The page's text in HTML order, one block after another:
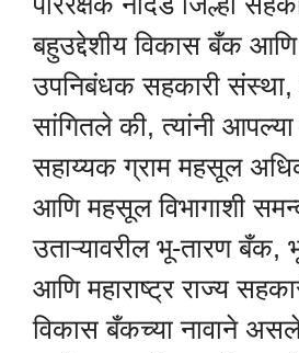
बहुउद्देशीय विकास बँक आणि
उपनिबंधक सहकारी संस्था,
सांगितले की, त्यांनी
सहाय्यक ग्राम महसूल
आणि महसूल विभागाशी
उताऱ्यावरील भू-तारण बँक,
आणि महाराष्ट्र राज्य
विकास बँकच्या नावाने